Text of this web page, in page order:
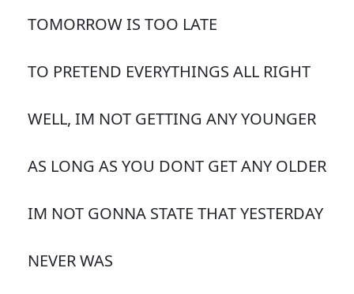
TOMORROW IS TOO LATE
TO PRETEND EVERYTHINGS ALL RIGHT
WELL, IM NOT GETTING ANY YOUNGER
AS LONG AS YOU DONT GET ANY OLDER
IM NOT GONNA STATE THAT YESTERDAY
NEVER WAS